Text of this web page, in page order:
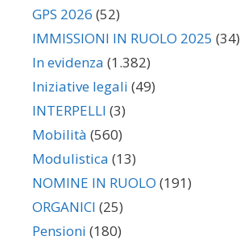
GPS 2026 (52)
IMMISSIONI IN RUOLO 2025 (34)
In evidenza (1.382)
Iniziative legali (49)
INTERPELLI (3)
Mobilità (560)
Modulistica (13)
NOMINE IN RUOLO (191)
ORGANICI (25)
Pensioni (180)